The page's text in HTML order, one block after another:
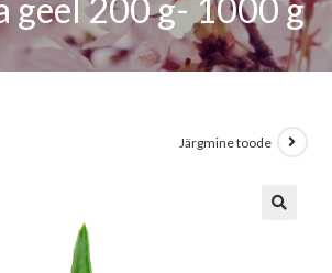
geel 200 g- 1000 g
Järgmine toode